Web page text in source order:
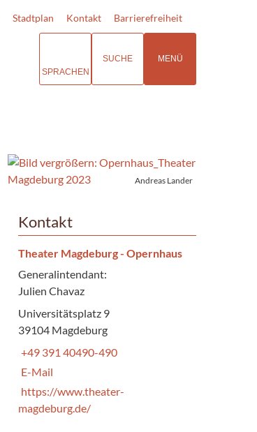
Stadtplan Kontakt Barrierefreiheit
SPRACHEN
SUCHE MENÜ
Andreas Lander
Kontakt
Theater Magdeburg - Opernhaus
Generalintendant:
Julien Chavaz
Universitätsplatz 9
39104 Magdeburg
+49 391 40490-490
E-Mail
https://www.theater-
magdeburg.de/